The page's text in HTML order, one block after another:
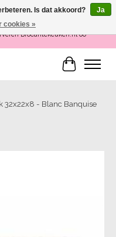
zaterdag 12-16 uur of als de
Brocantekeuken.nl 06
32x22x8 - Blanc Banquise
Is dat akkoord?
Ja
cookies »